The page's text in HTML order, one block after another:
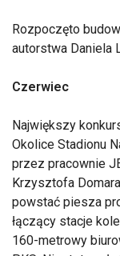
Rozpoczęto
autorstwa Daniela
Czerwiec
Największy
Okolice Stadionu
przez pracownie
Krzysztofa
powstać piesza
łączący stacje
160-metrowy